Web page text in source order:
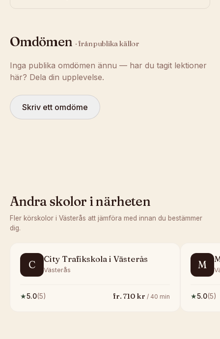
Omdömen · från publika källor
Inga publika omdömen ännu — har du tagit lektioner
här? Dela din upplevelse.
Skriv ett omdöme
Andra skolor i närheten
Fler körskolor i Västerås att jämföra med innan du bestämmer
dig.
C City Trafikskola i Västerås
Västerås
★5.0(5) fr. 710kr / 40 min
M
★5.0(5)